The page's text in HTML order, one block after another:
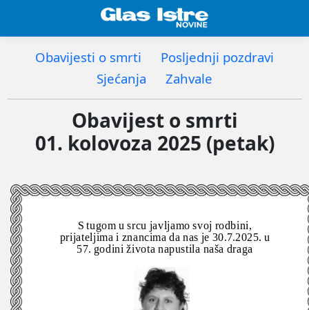
Obavijesti o smrti
Posljednji pozdravi
Sjećanja
Zahvale
Obavijest o smrti
01. kolovoza 2025 (petak)
S tugom u srcu javljamo svoj rodbini,
prijateljima i znancima da nas je 30.7.2025. u
57. godini života napustila naša draga